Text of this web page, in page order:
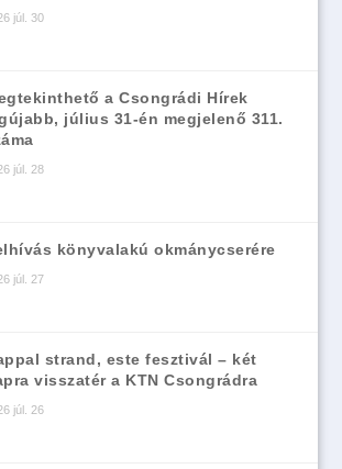
júl. 30
a Csongrádi Hírek
július 31-én megjelenő 311.
júl. 28
könyvalakú okmánycserére
júl. 27
strand, este fesztivál – két
visszatér a KTN Csongrádra
júl. 26